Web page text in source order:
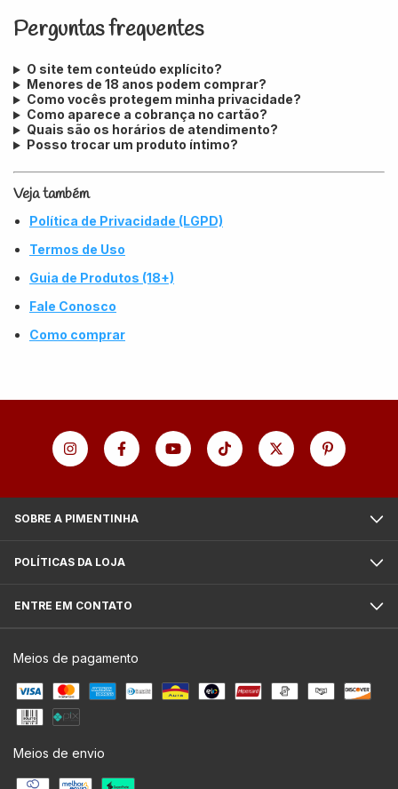
Perguntas frequentes
O site tem conteúdo explícito?
Menores de 18 anos podem comprar?
Como vocês protegem minha privacidade?
Como aparece a cobrança no cartão?
Quais são os horários de atendimento?
Posso trocar um produto íntimo?
Veja também
Política de Privacidade (LGPD)
Termos de Uso
Guia de Produtos (18+)
Fale Conosco
Como comprar
SOBRE A PIMENTINHA
POLÍTICAS DA LOJA
ENTRE EM CONTATO
Meios de pagamento
Meios de envio